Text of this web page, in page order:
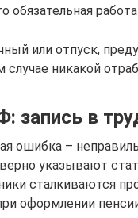
обязательная
или отпуск,
случае никакой
запись в
ошибка –
указывают
сталкиваются
оформлении